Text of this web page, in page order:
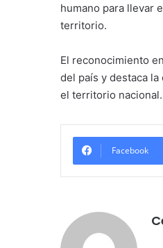
humano para llevar
territorio.
El reconocimiento
del país y destaca
el territorio nacional.
Facebook